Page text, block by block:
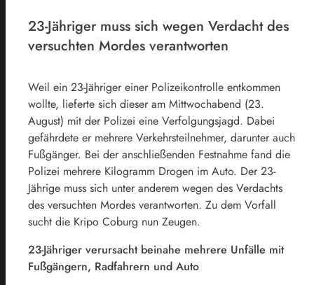
23-Jähriger muss sich wegen Verdacht des
versuchten Mordes verantworten
Weil ein 23-Jähriger einer Polizeikontrolle entkommen
wollte, lieferte sich dieser am Mittwochabend (23.
August) mit der Polizei eine Verfolgungsjagd. Dabei
gefährdete er mehrere Verkehrsteilnehmer, darunter auch
Fußgänger. Bei der anschließenden Festnahme fand die
Polizei mehrere Kilogramm Drogen im Auto. Der 23-
Jährige muss sich unter anderem wegen des Verdachts
des versuchten Mordes verantworten. Zu dem Vorfall
sucht die Kripo Coburg nun Zeugen.
23-Jähriger verursacht beinahe mehrere Unfälle mit
Fußgängern, Radfahrern und Auto